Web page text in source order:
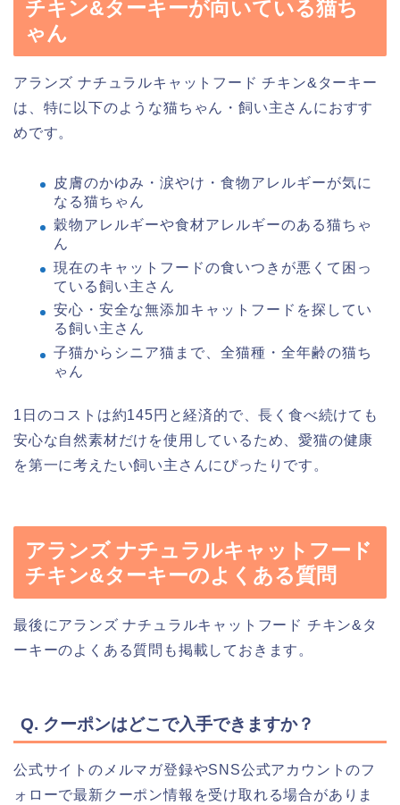
チキン&ターキーが向いている猫ち
ゃん
アランズ ナチュラルキャットフード チキン&ターキー
は、特に以下のような猫ちゃん・飼い主さんにおすす
めです。
皮膚のかゆみ・涙やけ・食物アレルギーが気に
なる猫ちゃん
穀物アレルギーや食材アレルギーのある猫ちゃ
ん
現在のキャットフードの食いつきが悪くて困っ
ている飼い主さん
安心・安全な無添加キャットフードを探してい
る飼い主さん
子猫からシニア猫まで、全猫種・全年齢の猫ち
ゃん
1日のコストは約145円と経済的で、長く食べ続けても
安心な自然素材だけを使用しているため、愛猫の健康
を第一に考えたい飼い主さんにぴったりです。
アランズ ナチュラルキャットフード
チキン&ターキーのよくある質問
最後にアランズ ナチュラルキャットフード チキン&タ
ーキーのよくある質問も掲載しておきます。
Q. クーポンはどこで入手できますか？
公式サイトのメルマガ登録やSNS公式アカウントのフ
ォローで最新クーポン情報を受け取れる場合がありま